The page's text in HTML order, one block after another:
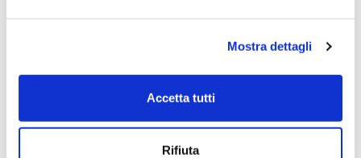
Mostra dettagli
Accetta tutti
Rifiuta
pacifiche.
: Rafforzare le
raggiungimento degli obiettivi.
I vantaggi di uno sviluppo